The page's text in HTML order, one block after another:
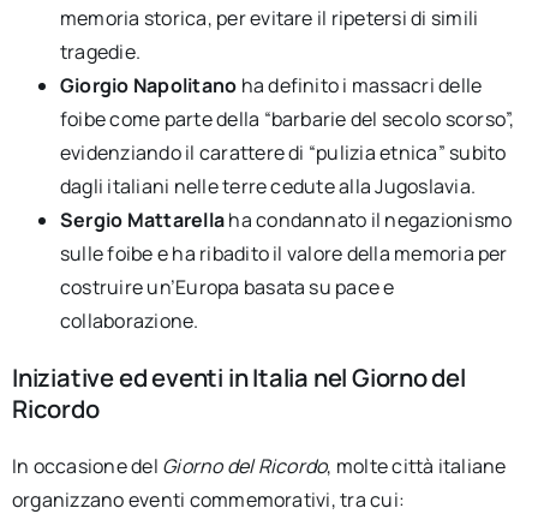
memoria storica, per evitare il ripetersi di simili
tragedie.
Giorgio Napolitano ha definito i massacri delle
foibe come parte della “barbarie del secolo scorso”,
evidenziando il carattere di “pulizia etnica” subito
dagli italiani nelle terre cedute alla Jugoslavia.
Sergio Mattarellaha condannato il negazionismo
sulle foibe e ha ribadito il valore della memoria per
costruire un’Europa basata su pace e
collaborazione.
Iniziative ed eventi in Italia nel Giorno del
Ricordo
In occasione del Giorno del Ricordo, molte città italiane
organizzano eventi commemorativi, tra cui: